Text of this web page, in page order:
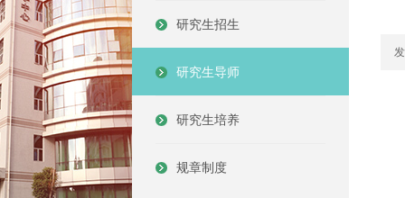
研究生招生
研究生导师
研究生培养
规章制度